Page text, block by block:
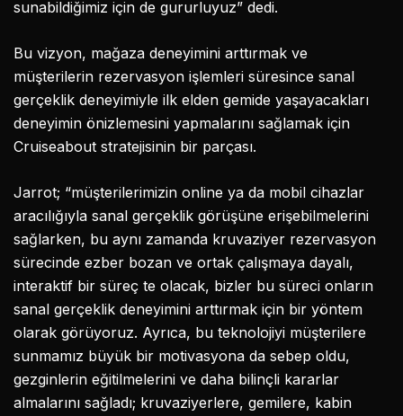
sunabildiğimiz için de gururluyuz” dedi.
Bu vizyon, mağaza deneyimini arttırmak ve
müşterilerin rezervasyon işlemleri süresince sanal
gerçeklik deneyimiyle ilk elden gemide yaşayacakları
deneyimin önizlemesini yapmalarını sağlamak için
Cruiseabout stratejisinin bir parçası.
Jarrot; “müşterilerimizin online ya da mobil cihazlar
aracılığıyla sanal gerçeklik görüşüne erişebilmelerini
sağlarken, bu aynı zamanda kruvaziyer rezervasyon
sürecinde ezber bozan ve ortak çalışmaya dayalı,
interaktif bir süreç te olacak, bizler bu süreci onların
sanal gerçeklik deneyimini arttırmak için bir yöntem
olarak görüyoruz. Ayrıca, bu teknolojiyi müşterilere
sunmamız büyük bir motivasyona da sebep oldu,
gezginlerin eğitilmelerini ve daha bilinçli kararlar
almalarını sağladı; kruvaziyerlere, gemilere, kabin